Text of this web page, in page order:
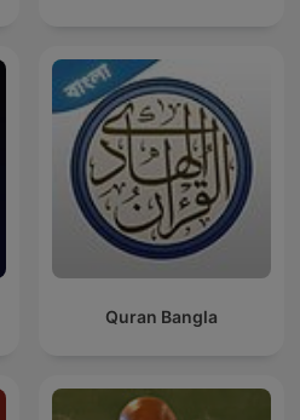
Quran Bangla